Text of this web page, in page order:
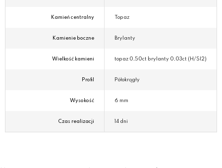
Kamień centralny Topaz
Kamienie boczne Brylanty
Wielkość kamieni topaz 0,50ct brylanty 0,03ct (H/SI2)
Profil Półokrągły
Wysokość 6 mm
Czas realizacji 14 dni